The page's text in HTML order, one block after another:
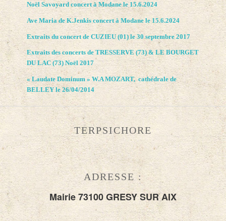
Noël Savoyard concert à Modane le 15.6.2024
Ave Maria de K.Jenkis concert à Modane le 15.6.2024
Extraits du concert de CUZIEU (01) le 30 septembre 2017
Extraits des concerts de TRESSERVE (73) & LE BOURGET
DU LAC (73) Noël 2017
« Laudate Dominum » W.A MOZART, cathédrale de
BELLEY le 26/04/2014
TERPSICHORE
ADRESSE :
Mairie 73100 GRESY SUR AIX